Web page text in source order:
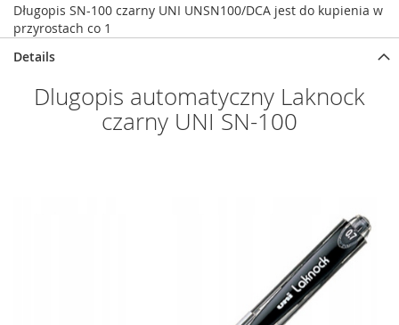
Długopis SN-100 czarny UNI UNSN100/DCA jest do kupienia w
przyrostach co 1
Details
Dlugopis automatyczny Laknock
czarny UNI SN-100